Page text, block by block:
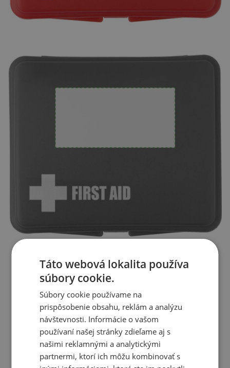
Táto webová lokalita používa
súbory cookie.
Súbory cookie používame na
prispôsobenie obsahu, reklám a analýzu
návštevnosti. Informácie o vašom
používaní našej stránky zdieľame aj s
našimi reklamnými a analytickými
partnermi, ktorí ich môžu kombinovať s